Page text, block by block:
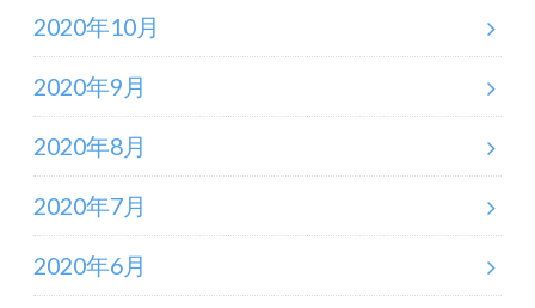
2020年10月
2020年9月
2020年8月
2020年7月
2020年6月